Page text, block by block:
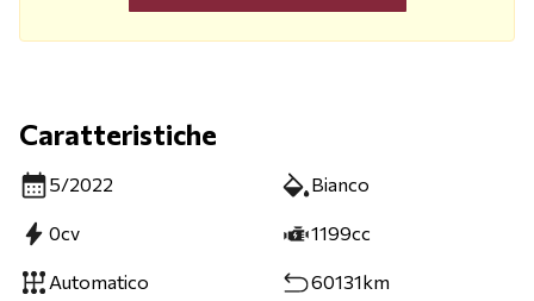
Caratteristiche
5/2022 Bianco
0cv 1199cc
Automatico 60131km